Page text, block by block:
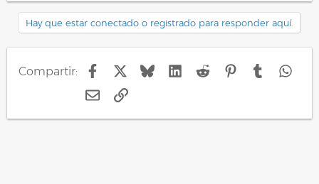
a
c
c
e
Hay que estar conectado o registrado para responder aquí.
Compartir: FacebookBlueskyLinkedIn
Reddit PinterestTumblr
E-mailEnlace